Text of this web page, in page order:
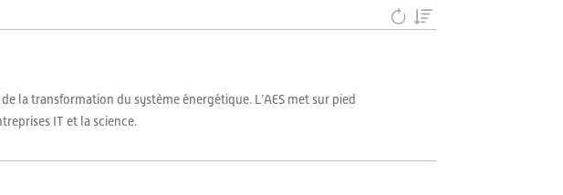
la transformation du système énergétique. L’AES met sur pied
IT et la science.